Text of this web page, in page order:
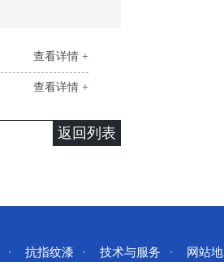
查看详情 +
查看详情 +
返回列表
抗指纹漆 技术与服务 网站地